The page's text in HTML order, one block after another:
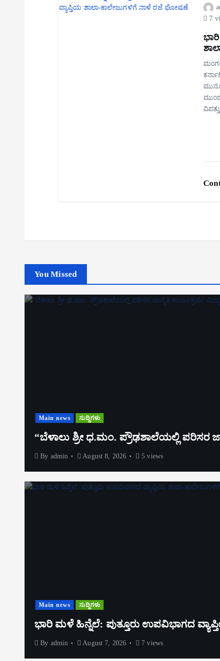
7
You Missed
Main news ಸುದ್ದಿಗಳು
“ಬೆಳಾಲು ಶ್ರೀ ಧ.ಮಂ. ಪ್ರೌಢಶಾಲೆಯಲ್ಲಿ ಪರಿಸರ
By admin August 8, 2026 5 views
Main news ಸುದ್ದಿಗಳು
ಭಾರಿ ಮಳೆ ಹಿನ್ನೆಲೆ: ಪುತ್ತೂರು ಉಪವಿಭಾಗದ
By admin August 7, 2026 7 views